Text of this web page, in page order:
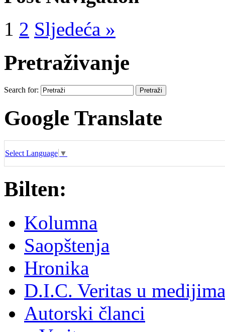
1 2 Sljedeća »
Pretraživanje
Search for:
Google Translate
Select Language ▼
Bilten:
Kolumna
Saopštenja
Hronika
D.I.C. Veritas u medijima
Autorski članci